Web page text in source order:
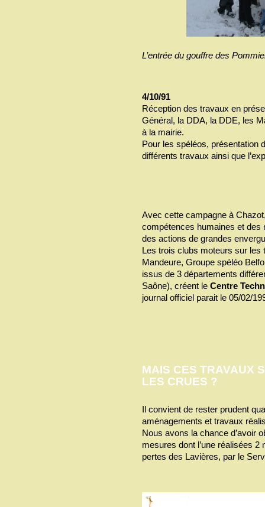
L’entrée du gouffre des
4/10/91
Réception des travaux en
Général, la DDA, la DDE, les
à la mairie.
Pour les spéléos, présentation
différents travaux ainsi que
Avec cette campagne à
compétences humaines et des
des actions de grandes
Les trois clubs moteurs sur les
Mandeure, Groupe spéléo
issus de 3 départements
Saône), créent le Centre
journal officiel parait le 05/02/
MAIS CES TRAVAUX
LES CRUES ?
Il convient de rester prudent
aménagements et travaux
Nous avons la chance d’avoir
mesures dont l’une réalisées
pertes des Lavières, par le